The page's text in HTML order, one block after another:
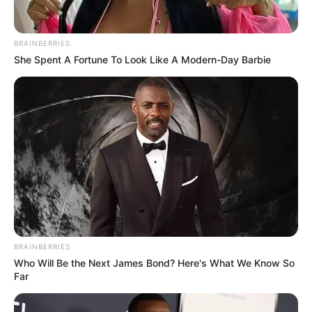
de la tragedia natural; durante el viernesse registróla
primera evacuación
con apoyo de la Fuerza Aérea y
comenzó la recolección de elementos no perecederos en
actividades fueron coordinadas por el Ejército yapoyadas
por RCN Rumba Stereo Ocañay la Emisora del Ejército.
Lea También:Capturaron a cabecilla de 'Los Pelusos' en
Por lo menos 120 personas debieron ser atendidas y
trasladadas a Abrego con la cifra lamentable de una
BRAINBERRIES
She Spent A Fortune To Look Like A Modern-Day Barbie
BRAINBERRIES
Who Will Be the Next James Bond? Here's What We Know So
Far